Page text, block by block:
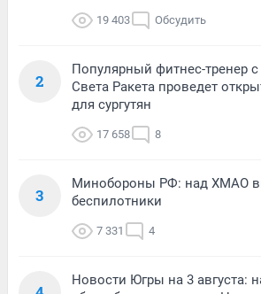
19 403 Обсудить
2
Популярный фитнес-тренер
Света Ракета проведет
для сургутян
17 658 8
3
Минобороны РФ: над ХМАО
беспилотники
7 331 4
Новости Югры на 3 августа: